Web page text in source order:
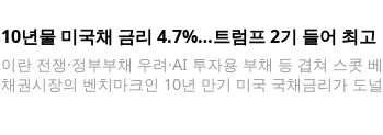
10년물 미국채 금리 4.7%…트럼프 2기 들어 최고
이란 전쟁·정부부채 우려·AI 투자용 부채 등 겹쳐 스콧
채권시장의 벤치마크인 10년 만기 미국 국채금리가 도